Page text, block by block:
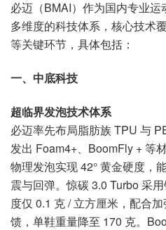
必迈（BMAI）作为国内专业
多维度的科技体系，核心技术
等关键环节，具体包括：
一、中底科技
超临界发泡技术体系
必迈率先布局脂肪族 TPU 与
发出 Foam4+、BoomFly + 等
物理发泡实现 42° 黄金硬度，
震与回弹。惊碳 3.0 Turbo 采
度仅 0.1 克 / 立方厘米，配合
馈，单鞋重量降至 170 克。